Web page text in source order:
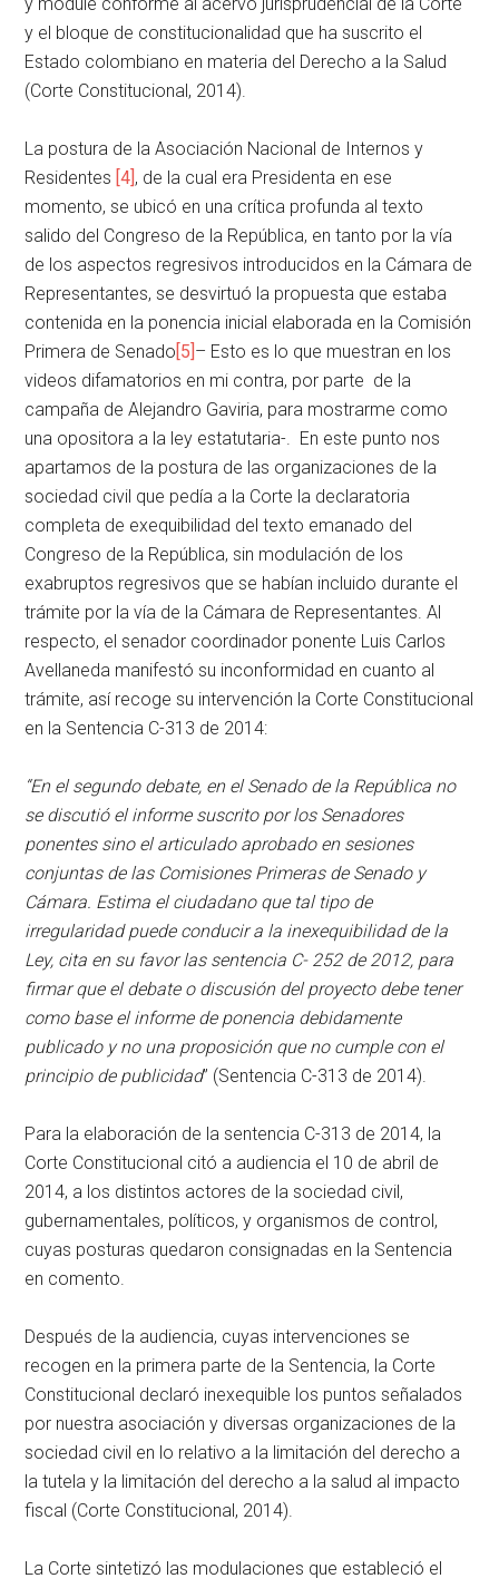
y module conforme al acervo jurisprudencial de la Corte
y el bloque de constitucionalidad que ha suscrito el
Estado colombiano en materia del Derecho a la Salud
(Corte Constitucional, 2014).
La postura de la Asociación Nacional de Internos y
Residentes [4] , de la cual era Presidenta en ese
momento, se ubicó en una crítica profunda al texto
salido del Congreso de la República, en tanto por la vía
de los aspectos regresivos introducidos en la Cámara de
Representantes, se desvirtuó la propuesta que estaba
contenida en la ponencia inicial elaborada en la Comisión
Primera de Senado [5] – Esto es lo que muestran en los
videos difamatorios en mi contra, por parte de la
campaña de Alejandro Gaviria, para mostrarme como
una opositora a la ley estatutaria-. En este punto nos
apartamos de la postura de las organizaciones de la
sociedad civil que pedía a la Corte la declaratoria
completa de exequibilidad del texto emanado del
Congreso de la República, sin modulación de los
exabruptos regresivos que se habían incluido durante el
trámite por la vía de la Cámara de Representantes. Al
respecto, el senador coordinador ponente Luis Carlos
Avellaneda manifestó su inconformidad en cuanto al
trámite, así recoge su intervención la Corte Constitucional
en la Sentencia C-313 de 2014:
“En el segundo debate, en el Senado de la República no
se discutió el informe suscrito por los Senadores
ponentes sino el articulado aprobado en sesiones
conjuntas de las Comisiones Primeras de Senado y
Cámara. Estima el ciudadano que tal tipo de
irregularidad puede conducir a la inexequibilidad de la
Ley, cita en su favor las sentencia C- 252 de 2012, para
firmar que el debate o discusión del proyecto debe tener
como base el informe de ponencia debidamente
publicado y no una proposición que no cumple con el
principio de publicidad” (Sentencia C-313 de 2014).
Para la elaboración de la sentencia C-313 de 2014, la
Corte Constitucional citó a audiencia el 10 de abril de
2014, a los distintos actores de la sociedad civil,
gubernamentales, políticos, y organismos de control,
cuyas posturas quedaron consignadas en la Sentencia
en comento.
Después de la audiencia, cuyas intervenciones se
recogen en la primera parte de la Sentencia, la Corte
Constitucional declaró inexequible los puntos señalados
por nuestra asociación y diversas organizaciones de la
sociedad civil en lo relativo a la limitación del derecho a
la tutela y la limitación del derecho a la salud al impacto
fiscal (Corte Constitucional, 2014).
La Corte sintetizó las modulaciones que estableció el